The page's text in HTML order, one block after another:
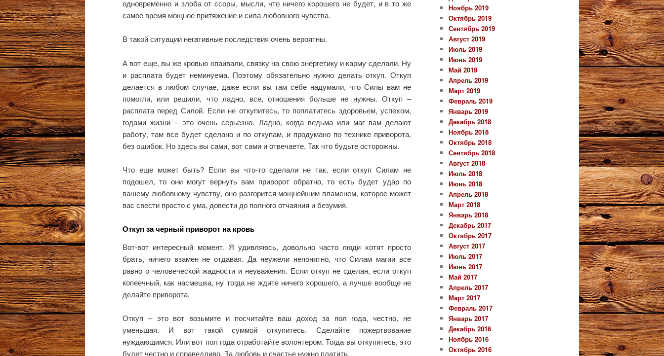
одновременно и злоба от ссоры, мысли, что ничего хорошего не будет, и в то же
самое время мощное притяжение и сила любовного чувства.
В такой ситуации негативные последствия очень вероятны.
А вот еще, вы же кровью опаивали, связку на свою энергетику и карму сделали. Ну
и расплата будет неминуема. Поэтому обязательно нужно делать откуп. Откуп
делается в любом случае, даже если вы там себе надумали, что Силы вам не
помогли, или решили, что ладно, все, отношения больше не нужны. Откуп –
расплата перед Силой. Если не откупитесь, то поплатитесь здоровьем, успехом,
годами жизни – это очень серьезно. Ладно, когда ведьма или маг вам делают
работу, там все будет сделано и по откупам, и продумано по технике приворота,
без ошибок. Но здесь вы сами, вот сами и отвечаете. Так что будьте осторожны.
Что еще может быть? Если вы что-то сделали не так, если откуп Силам не
подошел, то они могут вернуть вам приворот обратно, то есть будет удар по
вашему любовному чувству, оно разгорится мощнейшим пламенем, которое может
вас свести просто с ума, довести до полного отчаяния и безумия.
Откуп за черный приворот на кровь
Вот-вот интересный момент. Я удивляюсь, довольно часто люди хотят просто
брать, ничего взамен не отдавая. Да неужели непонятно, что Силам магии все
равно о человеческой жадности и неуважения. Если откуп не сделан, если откуп
копеечный, как насмешка, ну тогда не ждите ничего хорошего, а лучше вообще не
делайте приворота.
Откуп – это вот возьмите и посчитайте ваш доход за пол года, честно, не
уменьшая. И вот такой суммой откупитесь. Сделайте пожертвование
нуждающимся. Или вот пол года отработайте волонтером. Тогда вы откупитесь, это
будет честно и справедливо. За любовь и счастье нужно платить.
Ноябрь 2019
Октябрь 2019
Сентябрь 2019
Август 2019
Июль 2019
Июнь 2019
Май 2019
Апрель 2019
Март 2019
Февраль 2019
Январь 2019
Декабрь 2018
Ноябрь 2018
Октябрь 2018
Сентябрь 2018
Август 2018
Июль 2018
Июнь 2018
Апрель 2018
Март 2018
Январь 2018
Декабрь 2017
Октябрь 2017
Август 2017
Июль 2017
Июнь 2017
Май 2017
Апрель 2017
Март 2017
Февраль 2017
Январь 2017
Декабрь 2016
Ноябрь 2016
Октябрь 2016